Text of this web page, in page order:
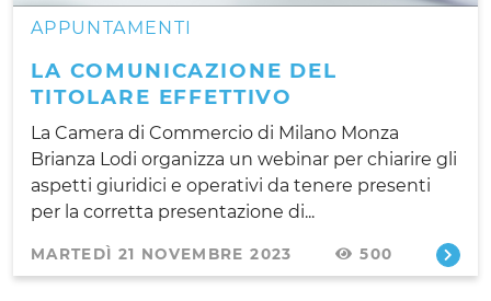
APPUNTAMENTI
LA COMUNICAZIONE DEL
TITOLARE EFFETTIVO
La Camera di Commercio di Milano Monza
Brianza Lodi organizza un webinar per chiarire gli
aspetti giuridici e operativi da tenere presenti
per la corretta presentazione di...
MARTEDÌ 21 NOVEMBRE 2023 500